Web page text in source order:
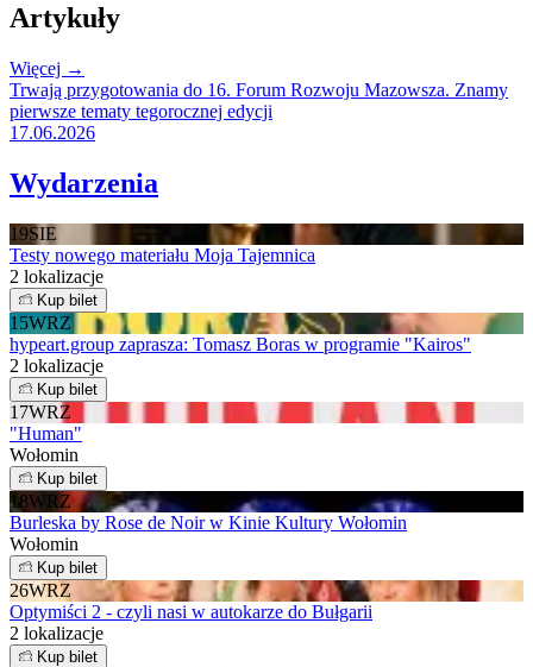
Artykuły
Więcej →
Trwają przygotowania do 16. Forum Rozwoju Mazowsza. Znamy
pierwsze tematy tegorocznej edycji
17.06.2026
Wydarzenia
19SIE
Testy nowego materiału Moja Tajemnica
2 lokalizacje
Kup bilet
15WRZ
hypeart.group zaprasza: Tomasz Boras w programie "Kairos"
2 lokalizacje
Kup bilet
17WRZ
"Human"
Wołomin
Kup bilet
18WRZ
Burleska by Rose de Noir w Kinie Kultury Wołomin
Wołomin
Kup bilet
26WRZ
Optymiści 2 - czyli nasi w autokarze do Bułgarii
2 lokalizacje
Kup bilet